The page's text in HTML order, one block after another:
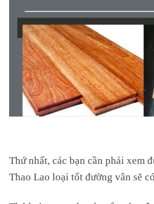
Thứ nhất, các bạn cần phải xem
Thao Lao loại tốt đường vân sẽ